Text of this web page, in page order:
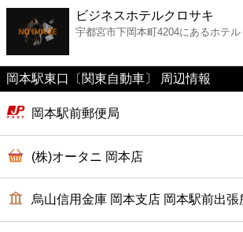
コンビニ
薬局
スーパー
エンタメ
レジャー
ビジネスホテルクロサキ
宇都宮市下岡本町4204にあるホテル
岡本駅東口〔関東自動車〕 周辺情報
岡本駅前郵便局
(株)オータニ 岡本店
烏山信用金庫 岡本支店 岡本駅前出張